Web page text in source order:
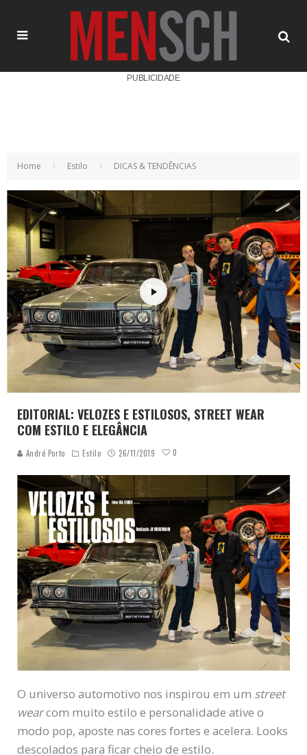
PUBLICIDADE
Home Estilo DICAS & TENDÊNCIAS
EDITORIAL: VELOZES E ESTILOSOS, STREET WEAR
COM ESTILO E ELEGÂNCIA
André Porto Estilo 26/11/2019 0
O universo automotivo nos inspirou em um street
wearcom muito estilo e personalidade ative o
modo pop, aposte nas cores fortes e acelera. Looks
descolados para ficar cheio de estilo.